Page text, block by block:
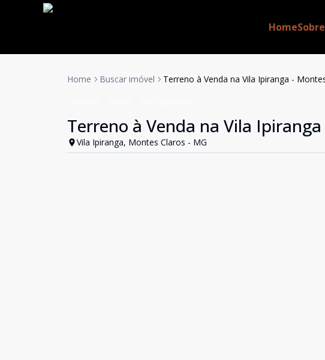
Home
Home Buscar imóvel Terreno à Venda na Vila Ipiranga -
Terreno à Venda na Vila
Vila Ipiranga, Montes Claros - MG